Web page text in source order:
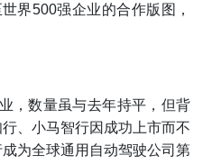
界500强企业的合作版图，
，数量虽与去年持平，但背
、小马智行因成功上市而不
为全球通用自动驾驶公司第